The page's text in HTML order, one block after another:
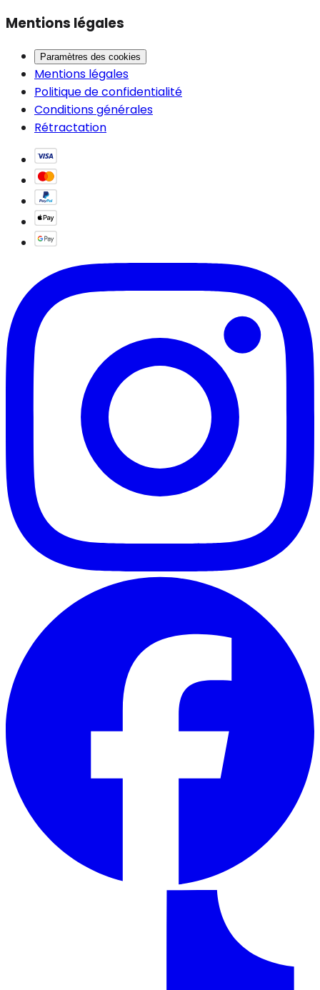
Mentions légales
Paramètres des cookies
Mentions légales
Politique de confidentialité
Conditions générales
Rétractation